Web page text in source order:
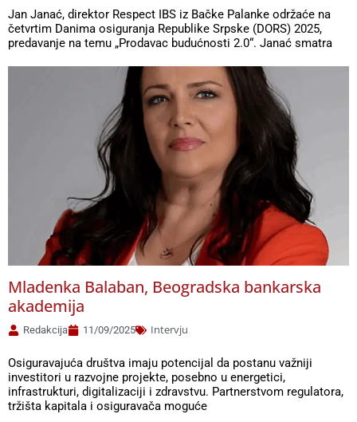
Jan Janać, direktor Respect IBS iz Bačke Palanke održaće na
četvrtim Danima osiguranja Republike Srpske (DORS) 2025,
predavanje na temu „Prodavac budućnosti 2.0“. Janać smatra
Mladenka Balaban, Beogradska bankarska
akademija
Redakcija 11/09/2025 Intervju
Osiguravajuća društva imaju potencijal da postanu važniji
investitori u razvojne projekte, posebno u energetici,
infrastrukturi, digitalizaciji i zdravstvu. Partnerstvom regulatora,
tržišta kapitala i osiguravača moguće